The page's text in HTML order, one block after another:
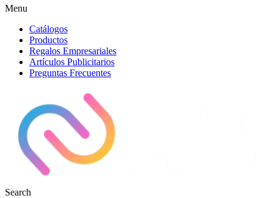
Menu
Catálogos
Productos
Regalos Empresariales
Artículos Publicitarios
Preguntas Frecuentes
Search